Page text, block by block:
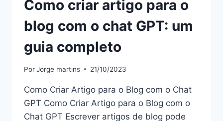
Como criar artigo para o
blog com o chat GPT: um
guia completo
PorJorge martins 21/10/2023
Como Criar Artigo para o Blog com o Chat
GPT Como Criar Artigo para o Blog com o
Chat GPT Escrever artigos de blog pode